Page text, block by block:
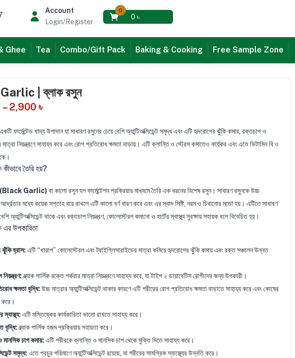
Account
Login/Register
0
0 ৳
Ghee Tea Combo/Gift Pack Baking & Cooking Free Sample Zone
| ব্লাক রসুন
– 2,900 ৳
একটি ফার্মেন্টেড খাদ্য উপাদান যা সাধারণ রসুনের চেয়ে বেশি অ্যান্টিঅক্সিডেন্ট সমৃদ্ধ এবং এটি হৃদরোগের ঝুঁকি কমায়, রক্তচাপ ও
মাত্রা নিয়ন্ত্রণে সাহায্য করে এবং রোগ প্রতিরোধ ক্ষমতা বাড়ায়। এটি ক্লান্তি ও স্ট্রেস কমাতেও কার্যকর এবং এতে ভিটামিন বি ও
কীভাবে তৈরি হয়?
(Black Garlic) বা কালো রসুন হল ফার্মেন্টেশন প্রক্রিয়ার মাধ্যমে তৈরি এক ধরনের বিশেষ রসুন। সাধারণ রসুনকে উচ্চ
মধ্যে কয়েক সপ্তাহ ধরে রাখলে এটি কালো বর্ণ ধারণ করে এবং এর স্বাদ মিষ্টি, নরম ও চিবানোর মতো হয়। এটিতে সাধারণ
অ্যান্টিঅক্সিডেন্ট থাকে এবং রক্তচাপ নিয়ন্ত্রণ, কোলেস্টেরল কমানো ও হার্টের স্বাস্থ্য সুরক্ষায় সহায়ক বলে বিবেচিত হয়।
এর উপকারিতা
হ্রাস: এটি “খারাপ” কোলেস্টেরল এবং ট্রাইগ্লিসারাইডের মাত্রা কমিয়ে হৃদরোগের ঝুঁকি কমায় এবং রক্ত সঞ্চালন উন্নত
নিয়ন্ত্রণ:ব্ল্যাক গার্লিক রক্তে শর্করার মাত্রা নিয়ন্ত্রণে সাহায্য করে, যা টাইপ ২ ডায়াবেটিস রোগীদের জন্য উপকারী।
ক্ষমতা বৃদ্ধি: উচ্চ মাত্রার অ্যান্টিঅক্সিডেন্ট থাকার কারণে এটি শরীরের রোগ প্রতিরোধ ক্ষমতা বাড়াতে সাহায্য করে এবং কোষের
করে।
স্বাস্থ্য: এটি মস্তিষ্কের কার্যকারিতা ভালো রাখতে সাহায্য করে।
বৃদ্ধি:ব্ল্যাক গার্লিক হজম প্রক্রিয়ায় সহায়তা করে।
মানসিক চাপ কমায়: এটি শরীরকে ক্লান্তি ও মানসিক চাপ থেকে মুক্তি দিতে সাহায্য করে।
সমৃদ্ধ: এতে প্রচুর পরিমাণে অ্যান্টিঅক্সিডেন্ট রয়েছে, যা শরীরের সামগ্রিক স্বাস্থ্যের উন্নতি করে।